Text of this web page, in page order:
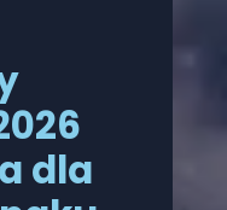
dla